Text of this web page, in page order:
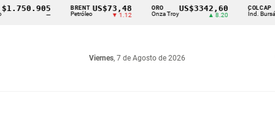
BRENT
Petróleo
US$73,48
▼ 1.12
ORO
Onza Troy
US$3342,60 COLCAP
Índ. Bursátil
Viernes, 7 de Agosto de 2026